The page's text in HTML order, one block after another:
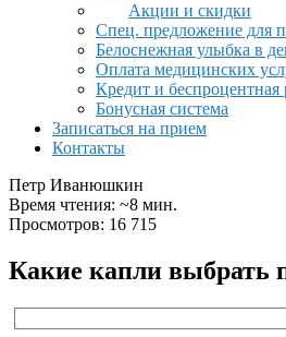
Акции и скидки
Спец. предложение для
Белоснежная улыбка в
Оплата медицинских
Кредит и беспроцентная
Бонусная система
Записаться на прием
Контакты
Петр Иванюшкин
Время чтения: ~8 мин.
Просмотров: 16 715
Какие капли выбрать